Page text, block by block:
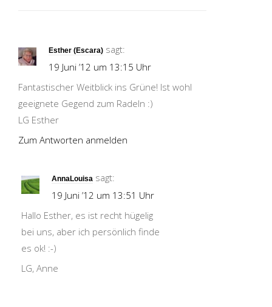
Esther (Escara) sagt:
19 Juni ’12 um 13:15 Uhr
Fantastischer Weitblick ins Grüne! Ist wohl
geeignete Gegend zum Radeln :)
LG Esther
Zum Antworten anmelden
AnnaLouisa sagt:
19 Juni ’12 um 13:51 Uhr
Hallo Esther, es ist recht hügelig
bei uns, aber ich persönlich finde
es ok! :-)
LG, Anne